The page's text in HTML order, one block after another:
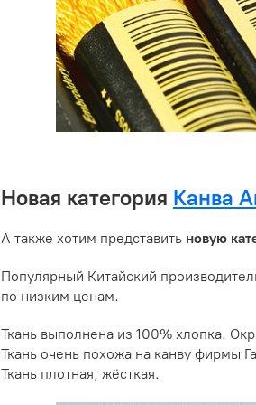
Новая категория Канва
А также хотим представить новую
Популярный Китайский
по низким ценам.
Ткань выполнена из 100% хлопка.
Ткань очень похожа на канву фирмы
Ткань плотная, жёсткая.